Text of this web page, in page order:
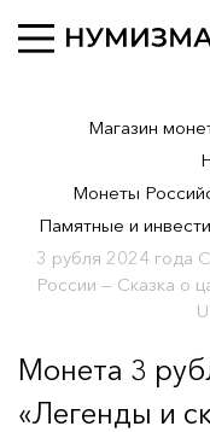
Магазин
Монеты
Памятные и
3 рубля 2024 года
России — Сказка о
Монета 3
«Легенды и